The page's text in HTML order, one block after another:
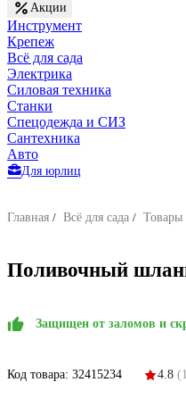
Акции
Инструмент
Крепеж
Всё для сада
Электрика
Силовая техника
Станки
Спецодежда и СИЗ
Сантехника
Авто
Для юрлиц
Главная / Всё для сада / Товары
Поливочный
Защищен от заломов и
Код товара: 32415234 4.8